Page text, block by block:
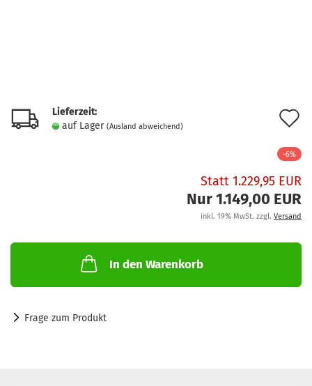
Lieferzeit:
auf Lager (Ausland abweichend)
-6%
Statt 1.229,95 EUR
Nur 1.149,00 EUR
inkl. 19% MwSt. zzgl. Versand
In den Warenkorb
Frage zum Produkt